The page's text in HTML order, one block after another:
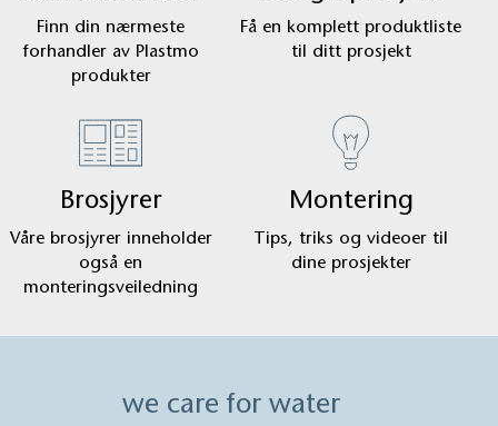
Få en komplett produktliste
til ditt prosjekt
Finn din nærmeste
forhandler av Plastmo
produkter
Montering
Tips, triks og videoer til
dine prosjekter
Brosjyrer
Våre brosjyrer inneholder
også en
monteringsveiledning
we care for water